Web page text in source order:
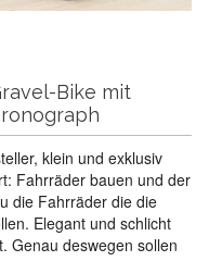
Bike mit
klein und exklusiv
Fahrräder bauen und der
die Fahrräder die die
Elegant und schlicht
Genau deswegen sollen